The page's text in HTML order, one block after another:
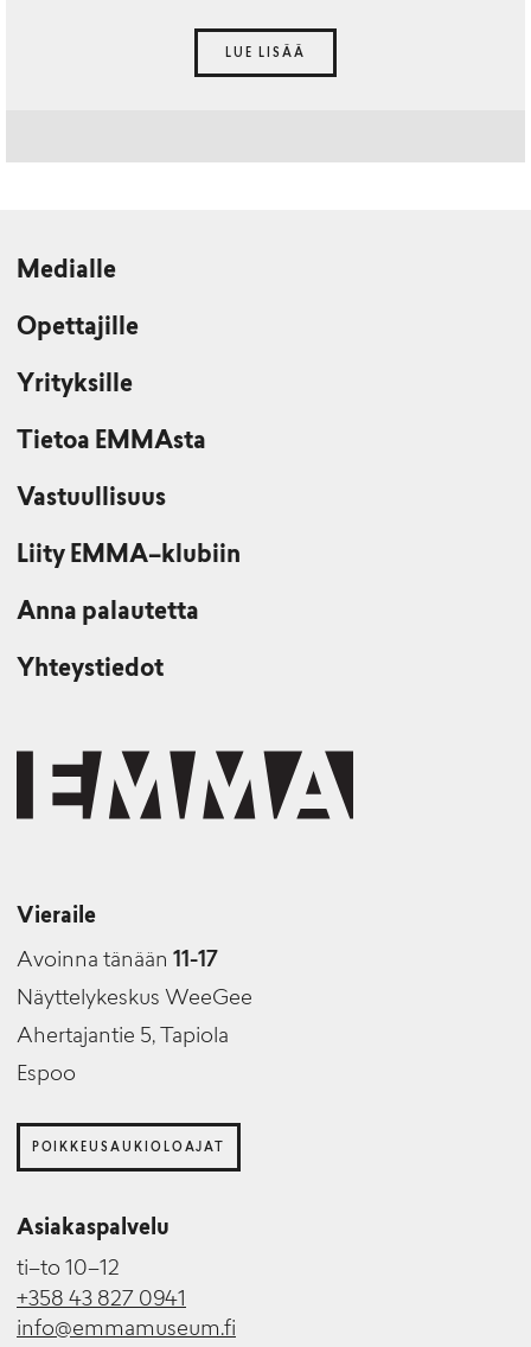
LUE LISÄÄ
Medialle
Opettajille
Yrityksille
Tietoa EMMAsta
Vastuullisuus
Liity EMMA–klubiin
Anna palautetta
Yhteystiedot
Vieraile
Avoinna tänään 11-17
Näyttelykeskus WeeGee
Ahertajantie 5, Tapiola
Espoo
POIKKEUSAUKIOLOAJAT
Asiakaspalvelu
ti–to 10–12
+358 43 827 0941
info@emmamuseum.fi